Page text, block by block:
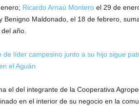
Ricardo Arnaú Monteroel 29 de
Benigno Maldonado, el 18 de febrero,
año.
de líder campesino junto a su hijo sigue
el Aguán
el del integrante de la Cooperativa
en el interior de su negocio en la